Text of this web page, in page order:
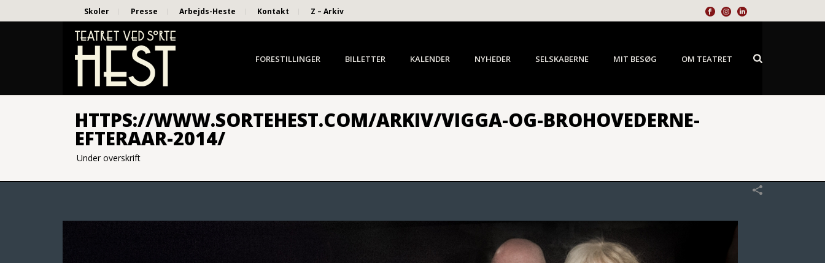
Skoler Presse Arbejds-Heste Kontakt Z – Arkiv
FORESTILLINGER BILLETTER KALENDER NYHEDER SELSKABERNE MIT BESØG OM TEATRET
HTTPS://WWW.SORTEHEST.COM/ARKIV/VIGGA-OG-BROHOVEDERNE-
EFTERAAR-2014/
Under overskrift